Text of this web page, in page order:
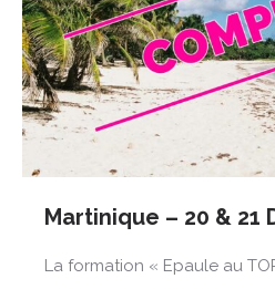
Martinique – 20 & 21
La formation « Epaule au